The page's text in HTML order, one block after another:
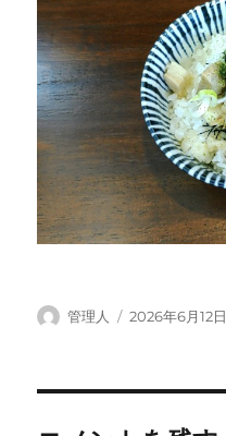
投
管理人
投
2026年6月12日